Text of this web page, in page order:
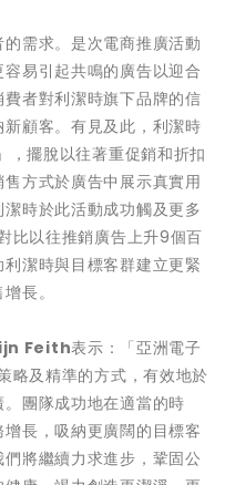
需求。是次電商推廣活動
易引起共鳴的廣告以迎合
者對利潔時旗下品牌的信
顧客。有見及此，利潔時
擺脫以往著重促銷和折扣
方式於廣告中展示真實用
時於此活動成功觸及更多
比以往推銷廣告上升9個百
潔時與目標客群建立更緊
長。
Feith表示：「亞洲電子
略及精準的方式，有效地於
團隊成功地在適當的時
長，吸納更廣闊的目標客
將繼續力求進步，鞏固公